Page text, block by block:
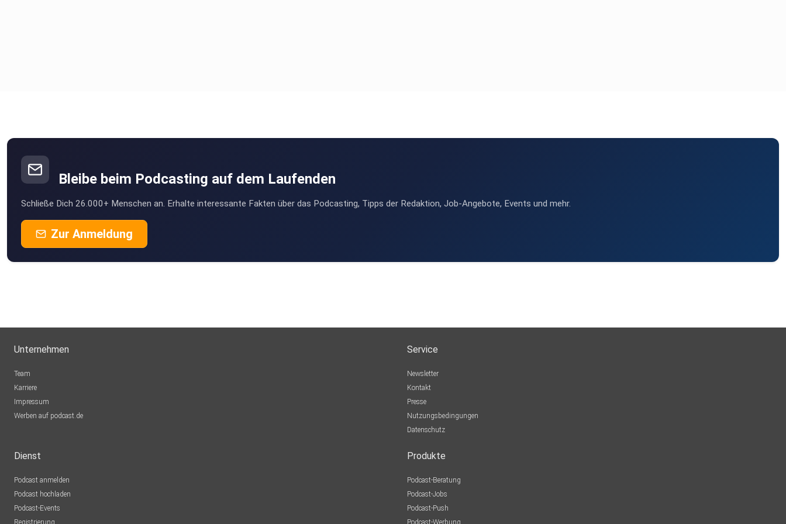
Bleibe beim Podcasting auf dem Laufenden
Schließe Dich 26.000+ Menschen an. Erhalte interessante Fakten über das Podcasting, Tipps der Redaktion, Job-Angebote, Events und mehr.
Zur Anmeldung
Unternehmen
Team
Karriere
Impressum
Werben auf podcast.de
Service
Newsletter
Kontakt
Presse
Nutzungsbedingungen
Datenschutz
Dienst
Podcast anmelden
Podcast hochladen
Podcast-Events
Registrierung
Produkte
Podcast-Beratung
Podcast-Jobs
Podcast-Push
Podcast-Werbung